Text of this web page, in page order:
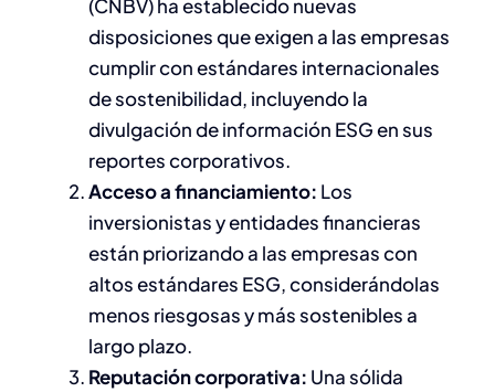
(CNBV) ha establecido nuevas
disposiciones que exigen a las empresas
cumplir con estándares internacionales
de sostenibilidad, incluyendo la
divulgación de información ESG en sus
reportes corporativos.
Acceso a financiamiento: Los
inversionistas y entidades financieras
están priorizando a las empresas con
altos estándares ESG, considerándolas
menos riesgosas y más sostenibles a
largo plazo.​
Reputación corporativa: Una sólida